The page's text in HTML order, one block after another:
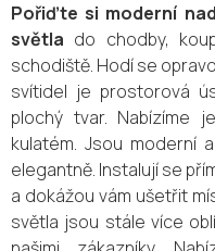
Pořiďte si moderní
světla do chodby,
schodiště. Hodí se
svítidel je prostorová
plochý tvar. Nabízíme
kulatém. Jsou moderní
elegantně. Instalují se
a dokážou vám ušetřit
světla jsou stále více